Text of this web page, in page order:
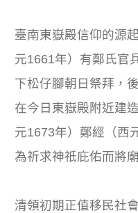
臺南東嶽殿信仰的源
元1661年）有鄭氏官
下松仔腳朝日祭拜，
在今日東嶽殿附近建
元1673年）鄭經（西
為祈求神祇庇佑而將
清領初期正值移民社